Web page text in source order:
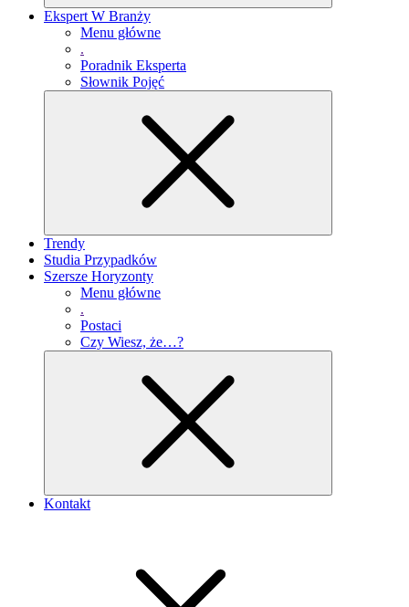
Ekspert W Branży
Menu główne
.
Poradnik Eksperta
Słownik Pojęć
Trendy
Studia Przypadków
Szersze Horyzonty
Menu główne
.
Postaci
Czy Wiesz, że…?
Kontakt